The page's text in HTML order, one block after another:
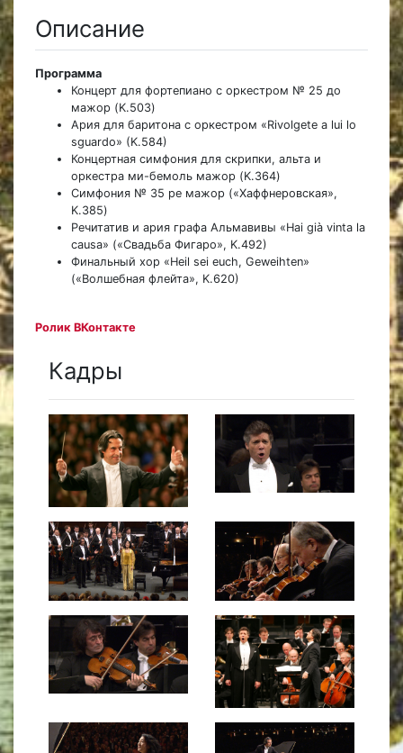
Описание
Программа
Концерт для фортепиано с оркестром № 25 до
мажор (K.503)
Ария для баритона с оркестром «Rivolgete a lui lo
sguardo» (K.584)
Концертная симфония для скрипки, альта и
оркестра ми-бемоль мажор (K.364)
Симфония № 35 ре мажор («Хаффнеровская»,
K.385)
Речитатив и ария графа Альмавивы «Hai già vinta la
causa» («Свадьба Фигаро», K.492)
Финальный хор «Heil sei euch, Geweihten»
(«Волшебная флейта», K.620)
Ролик ВКонтакте
Кадры